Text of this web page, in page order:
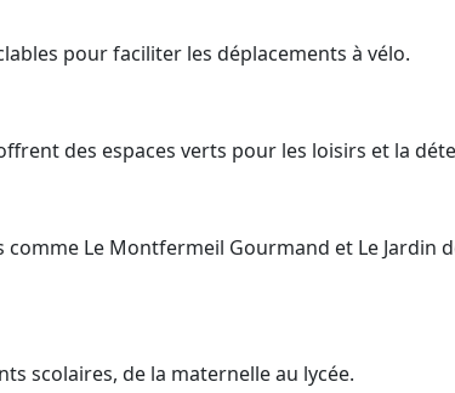
pour faciliter les déplacements à vélo.
des espaces verts pour les loisirs et la
Le Montfermeil Gourmand et Le Jardin
scolaires, de la maternelle au lycée.